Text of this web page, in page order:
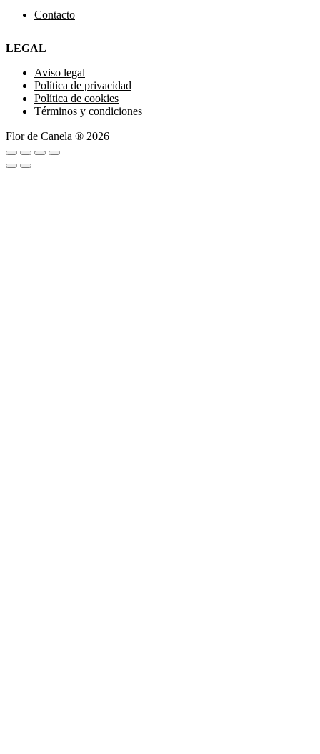
Contacto
LEGAL
Aviso legal
Política de privacidad
Política de cookies
Términos y condiciones
Flor de Canela ® 2026